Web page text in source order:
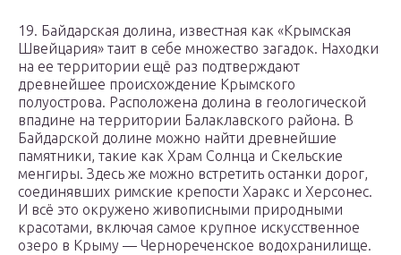
19. Байдарская долина, известная как «Крымская
Швейцария» таит в себе множество загадок. Находки
на ее территории ещё раз подтверждают
древнейшее происхождение Крымского
полуострова. Расположена долина в геологической
впадине на территории Балаклавского района. В
Байдарской долине можно найти древнейшие
памятники, такие как Храм Солнца и Скельские
менгиры. Здесь же можно встретить останки дорог,
соединявших римские крепости Харакс и Херсонес.
И всё это окружено живописными природными
красотами, включая самое крупное искусственное
озеро в Крыму — Чернореченское водохранилище.